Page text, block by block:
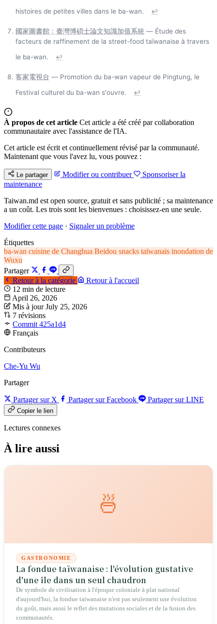
histoires de petites villes dans le ba-wan. ↩
國家圖書館：臺灣博碩士論文知識加值系統 — Étude des
facteurs de raffinement de la street-food taïwanaise à travers
le ba-wan.
↩
客家電視台 — Promotion du ba-wan vapeur de Pingtung, le
Festival culturel du ba-wan s'ouvre.
↩
À propos de cet article Cet article a été créé par collaboration
communautaire avec l'assistance de l'IA.
Cet article est écrit et continuellement révisé par la communauté.
Maintenant que vous l'avez lu, vous pouvez :
Le partager Modifier ou contribuer
Sponsoriser la
maintenance
Taiwan.md est open source, gratuit et sans publicité ; sa maintenance
a un coût. Les trois sont les bienvenues : choisissez-en une seule.
Modifier cette page · Signaler un problème
Étiquettes
ba-wan cuisine de Changhua Beidou snacks taïwanais inondation de
Wuxu
Partager
Retour à la catégorie
Retour à l'accueil
12 min de lecture
April 26, 2026
Mis à jour July 25, 2026
7 révisions
Commit 425a1d4
Français
Contributeurs
Che-Yu Wu
Partager
Partager sur X Partager sur Facebook Partager sur LINE
Copier le lien
Lectures connexes
À lire aussi
🍜
GASTRONOMIE
La fondue taïwanaise : l'évolution gustative
d'une île dans un seul chaudron
De symbole de civilisation à l'époque coloniale à plat national
d'aujourd'hui, la fondue taïwanaise n'est pas seulement une évolution
du goût, mais aussi le reflet des mutations sociales et de la fusion des
communautés.